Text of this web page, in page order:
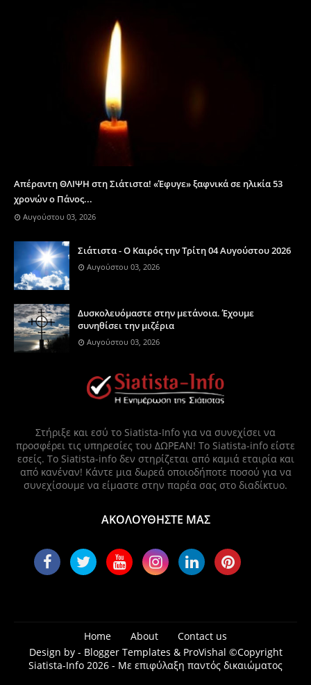
Απέραντη ΘΛΙΨΗ στη Σιάτιστα! «Έφυγε» ξαφνικά σε ηλικία 53
χρονών ο Πάνος...
Αυγούστου 03, 2026
Σιάτιστα - Ο Καιρός την Τρίτη 04 Αυγούστου 2026
Αυγούστου 03, 2026
Δυσκολευόμαστε στην μετάνοια. Έχουμε
συνηθίσει την μιζέρια
Αυγούστου 03, 2026
Στήριξε και εσύ το Siatista-Info για να συνεχίσει να
προσφέρει τις υπηρεσίες του ΔΩΡΕΑΝ! Το Siatista-info είστε
εσείς. Το Siatista-info δεν στηρίζεται από καμιά εταιρία και
από κανέναν! Κάντε μια δωρεά οποιοδήποτε ποσού για να
συνεχίσουμε να είμαστε στην παρέα σας στο διαδίκτυο.
ΑΚΟΛΟΥΘΗΣΤΕ ΜΑΣ
Home About
Contact us
Design by - Blogger Templates & ProVishal ©Copyright
Siatista-Info 2026 - Με επιφύλαξη παντός δικαιώματος